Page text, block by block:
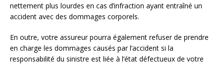
nettement plus lourdes en cas d’infraction ayant entraîné un
accident avec des dommages corporels.
En outre, votre assureur pourra également refuser de prendre
en charge les dommages causés par l’accident si la
responsabilité du sinistre est liée à l’état défectueux de votre